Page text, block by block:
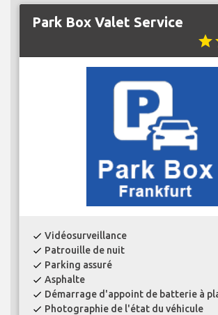
Park Box Valet Service
star
check Vidéosurveillance
check Patrouille de nuit
check Parking assuré
check Asphalte
check Démarrage d'appoint de batterie à
check Photographie de l'état du véhicule